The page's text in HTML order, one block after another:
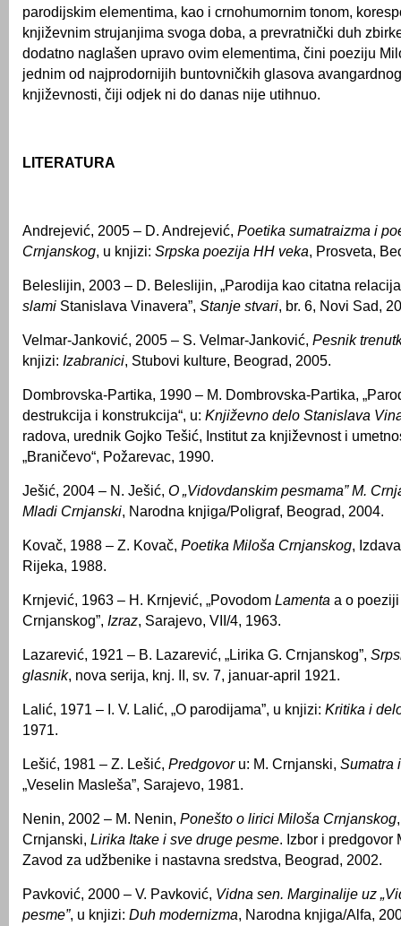
parodijskim elementima, kao i crnohumornim tonom,
književnim strujanjima svoga doba, a prevratnički duh
dodatno naglašen upravo ovim elementima, čini poeziju
jednim od najprodornijih buntovničkih glasova
književnosti, čiji odjek ni do danas nije utihnuo.
LITERATURA
Andrejević, 2005 – D. Andrejević, Poetika sumatraizma i
Crnjanskog, u knjizi: Srpska poezija HH veka, Prosveta,
Beleslijin, 2003 – D. Beleslijin, „Parodija kao citatna
slami Stanislava Vinavera”, Stanje stvari, br. 6, Novi Sad,
Velmar-Janković, 2005 – S. Velmar-Janković, Pesnik
knjizi: Izabranici, Stubovi kulture, Beograd, 2005.
Dombrovska-Partika, 1990 – M. Dombrovska-Partika,
destrukcija i konstrukcija“, u: Književno delo Stanislava
radova, urednik Gojko Tešić, Institut za književnost i
„Braničevo“, Požarevac, 1990.
Ješić, 2004 – N. Ješić, O „Vidovdanskim pesmama” M.
Mladi Crnjanski, Narodna knjiga/Poligraf, Beograd, 2004.
Kovač, 1988 – Z. Kovač, Poetika Miloša Crnjanskog,
Rijeka, 1988.
Krnjević, 1963 – H. Krnjević, „Povodom Lamenta a o
Crnjanskog”, Izraz, Sarajevo, VII/4, 1963.
Lazarević, 1921 – B. Lazarević, „Lirika G. Crnjanskog”,
glasnik, nova serija, knj. II, sv. 7, januar-april 1921.
Lalić, 1971 – I. V. Lalić, „O parodijama”, u knjizi: Kritika i
1971.
Lešić, 1981 – Z. Lešić, Predgovoru: M. Crnjanski, Sumatra
„Veselin Masleša”, Sarajevo, 1981.
Nenin, 2002 – M. Nenin, Ponešto o lirici Miloša Crnjanskog
Crnjanski, Lirika Itake i sve druge pesme. Izbor i predgovor
Zavod za udžbenike i nastavna sredstva, Beograd, 2002.
Pavković, 2000 – V. Pavković, Vidna sen. Marginalije uz
pesme”, u knjizi: Duh modernizma, Narodna knjiga/Alfa,